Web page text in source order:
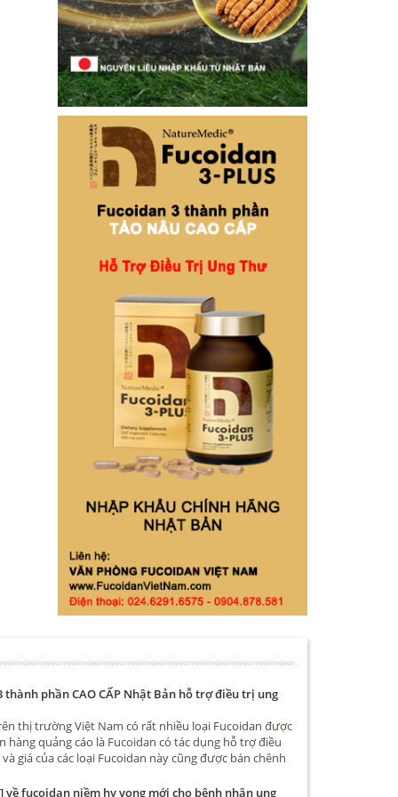
thành phần CAO CẤP Nhật Bản hỗ trợ điều trị ung
thị trường Việt Nam có rất nhiều loại Fucoidan được
hàng quảng cáo là Fucoidan có tác dụng hỗ trợ điều
giá của các loại Fucoidan này cũng được bán chênh
Vậy điểm khác biệt giữa các loại Fucoidan này là gì
về fucoidan niềm hy vọng mới cho bệnh nhân ung